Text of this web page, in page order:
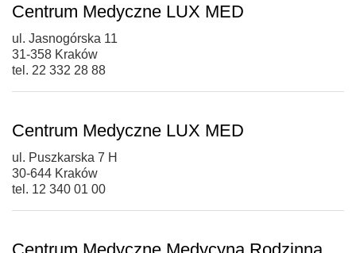
Centrum Medyczne LUX MED
ul. Jasnogórska 11
31-358 Kraków
tel. 22 332 28 88
Centrum Medyczne LUX MED
ul. Puszkarska 7 H
30-644 Kraków
tel. 12 340 01 00